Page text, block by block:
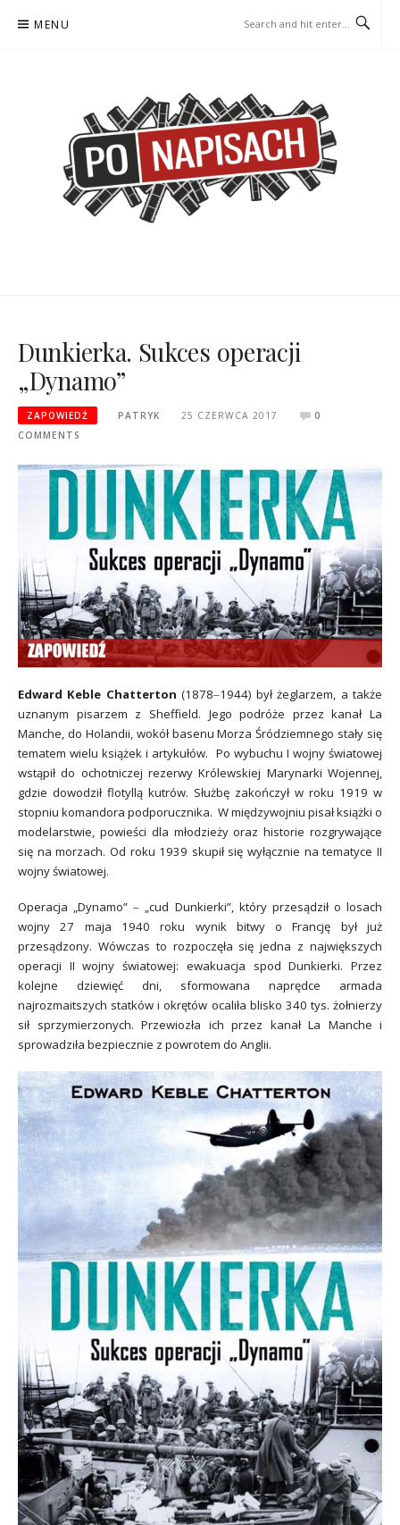
MENU
Dunkierka. Sukces operacji
„Dynamo”
ZAPOWIEDŹ PATRYK 25 CZERWCA 2017
0
COMMENTS
Edward Keble Chatterton (1878‒1944) był żeglarzem, a także
uznanym pisarzem z Sheffield. Jego podróże przez kanał La
Manche, do Holandii, wokół basenu Morza Śródziemnego stały się
tematem wielu książek i artykułów. Po wybuchu I wojny światowej
wstąpił do ochotniczej rezerwy Królewskiej Marynarki Wojennej,
gdzie dowodził flotyllą kutrów. Służbę zakończył w roku 1919 w
stopniu komandora podporucznika. W międzywojniu pisał książki o
modelarstwie, powieści dla młodzieży oraz historie rozgrywające
się na morzach. Od roku 1939 skupił się wyłącznie na tematyce II
wojny światowej.
Operacja „Dynamo” ‒ „cud Dunkierki”, który przesądził o losach
wojny 27 maja 1940 roku wynik bitwy o Francję był już
przesądzony. Wówczas to rozpoczęła się jedna z największych
operacji II wojny światowej: ewakuacja spod Dunkierki. Przez
kolejne dziewięć dni, sformowana naprędce armada
najrozmaitszych statków i okrętów ocaliła blisko 340 tys. żołnierzy
sił sprzymierzonych. Przewiozła ich przez kanał La Manche i
sprowadziła bezpiecznie z powrotem do Anglii.